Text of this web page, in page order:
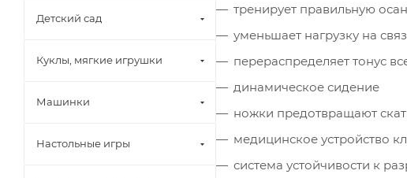
тренирует правильную
уменьшает нагрузку на
перераспределяет тонус
динамическое сидение
ножки предотвращают
медицинское устройство
система устойчивости к
Детский сад
Куклы, мягкие игрушки
Машинки
Настольные игры